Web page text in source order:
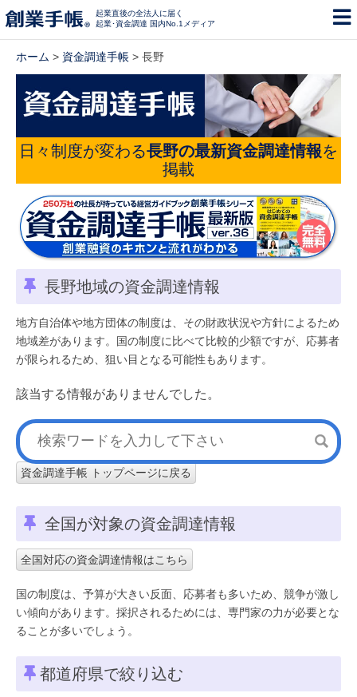
起業直後の全法人に届く
起業･資金調達 国内No.1メディア
ホーム > 資金調達手帳 > 長野
日々制度が変わる長野の最新資金調達情報を
掲載
長野地域の資金調達情報
地方自治体や地方団体の制度は、その財政状況や方針によるため
地域差があります。国の制度に比べて比較的少額ですが、応募者
が限られるため、狙い目となる可能性もあります。
該当する情報がありませんでした。
資金調達手帳 トップページに戻る
全国が対象の資金調達情報
全国対応の資金調達情報はこちら
国の制度は、予算が大きい反面、応募者も多いため、競争が激し
い傾向があります。採択されるためには、専門家の力が必要とな
ることが多いでしょう。
都道府県で絞り込む